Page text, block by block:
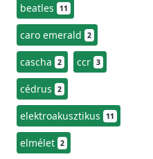
beatles 11
caro emerald 2
cascha 2 ccr 3
cédrus 2
elektroakusztikus 11
elmélet 2